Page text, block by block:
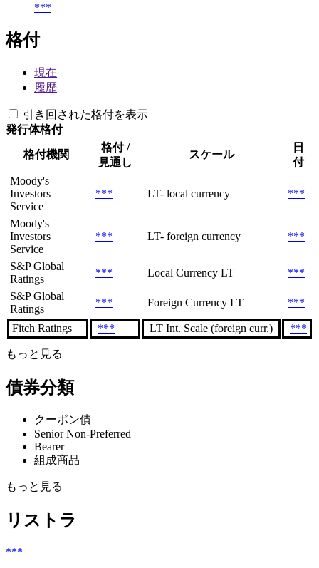
***
格付
現在
履歴
引き回された格付を表示
発行体格付
格付機関
格付 /
見通し
スケール
日
付
Moody's
Investors
Service
*** LT- local currency ***
Moody's
Investors
Service
*** LT- foreign currency ***
S&P Global
Ratings
*** Local Currency LT
***
S&P Global
Ratings
*** Foreign Currency LT ***
Fitch Ratings *** LT Int. Scale (foreign curr.) ***
もっと見る
債券分類
クーポン債
Senior Non-Preferred
Bearer
組成商品
もっと見る
リストラ
***